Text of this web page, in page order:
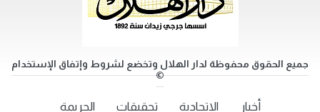
جميع الحقوق محفوظة لدار الهلال وتخضع لشروط وإتفاق الإستخدام
©
أخبار الاتحادية تحقيقات الجريمة